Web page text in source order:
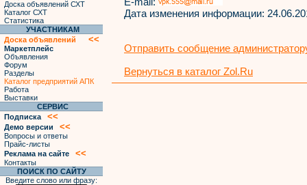
Доска объявлений СХТ
Каталог СХТ
Статистика
УЧАСТНИКАМ
Доска объявлений
<<
Маркетплейс
Объявления
Форум
Разделы
Каталог предприятий АПК
Работа
Выставки
СЕРВИС
Подписка
<<
Демо версии <<
Вопросы и ответы
Прайс-листы
Реклама на сайте
<<
Контакты
ПОИСК ПО САЙТУ
Введите слово или фразу:
Дата изменения информации:
Отправить сообщение
Вернуться в каталог Zol.Ru